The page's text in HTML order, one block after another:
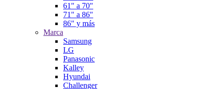
61" a 70"
71" a 86"
86" y más
Marca
Samsung
LG
Panasonic
Kalley
Hyundai
Challenger